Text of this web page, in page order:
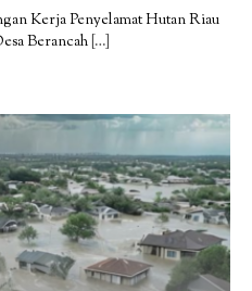
Kerja Penyelamat Hutan Riau
Berancah […]